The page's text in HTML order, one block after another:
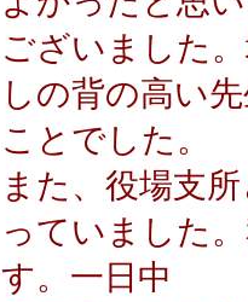
ございました
しの背の高い
ことでした。
また、役場支
っていました
す。一日中